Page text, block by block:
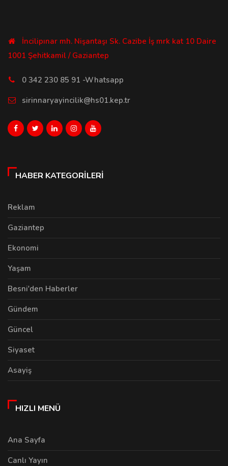
İncilipınar mh. Nişantaşı Sk. Cazibe İş mrk kat 10 Daire
1001 Şehitkamil / Gaziantep
0 342 230 85 91 -Whatsapp
sirinnaryayincilik@hs01.kep.tr
HABER KATEGORILERI
Reklam
Gaziantep
Ekonomi
Yaşam
Besni'den Haberler
Gündem
Güncel
Siyaset
Asayiş
HIZLI MENÜ
Ana Sayfa
Canlı Yayın